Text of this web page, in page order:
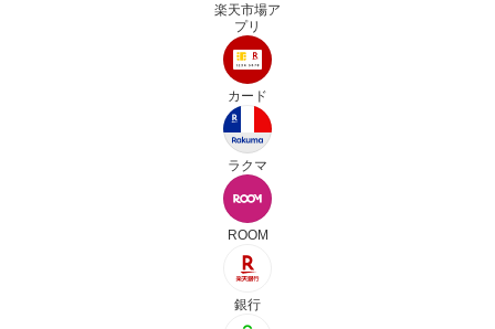
楽天市場ア
プリ
カード
ラクマ
ROOM
銀行